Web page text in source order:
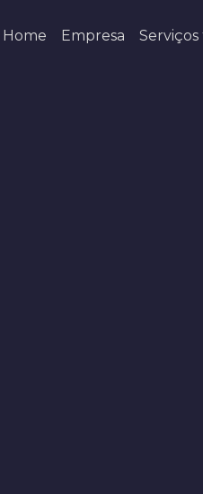
Home Empresa Serviços